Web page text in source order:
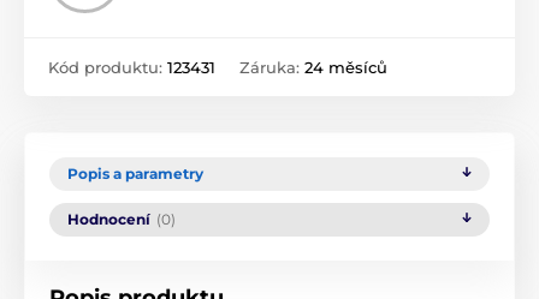
Kód produktu: 123431 Záruka: 24 měsíců
Popis a parametry
Hodnocení (0)